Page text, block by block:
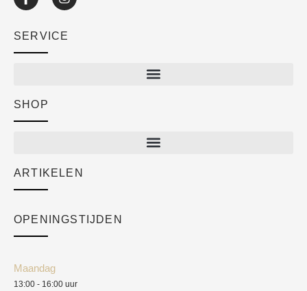
SERVICE
Academy
SHOP
ARTIKELEN
OPENINGSTIJDEN
Maandag
13:00 - 16:00 uur